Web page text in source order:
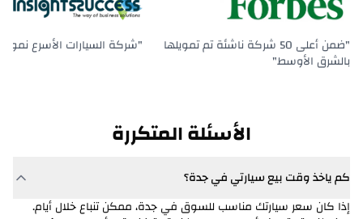
باجاني
"ضمن أعلى 50 شركة ناشئة تم تمويلها
بالشرق الأوسط"
"شركة السيارات الأسرع
الأسئلة المتكررة
كم ياخذ وقت بيع سيارتي في جدة؟
إذا كان سعر سيارتك مناسب للسوق في جدة، ممكن تنباع خلال أيام.